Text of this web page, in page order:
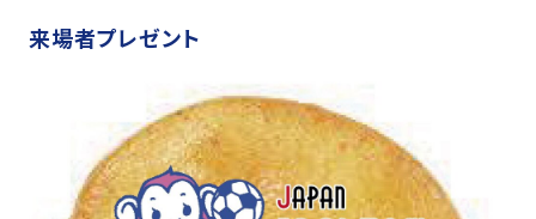
来場者プレゼント